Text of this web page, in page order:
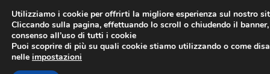
contenuto
Utilizziamo i cookie per offrirti la migliore esperienza sul nostro
Cliccando sulla pagina, effettuando lo scroll o chiudendo il
consenso all’uso di tutti i cookie
Puoi scoprire di più su quali cookie stiamo utilizzando o come
nelle impostazioni